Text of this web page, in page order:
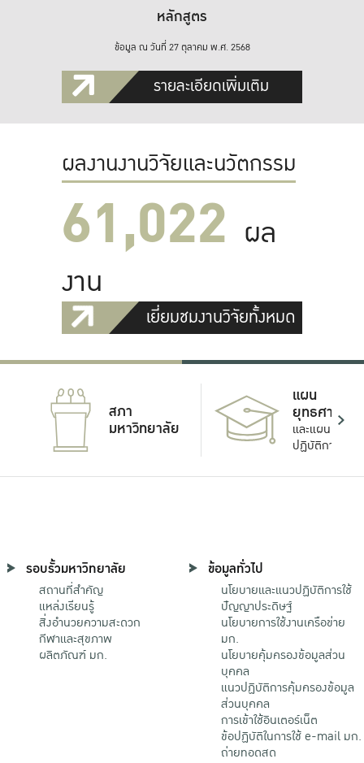
หลักสูตร
ข้อมูล ณ วันที่ 27 ตุลาคม พ.ศ. 2568
รายละเอียดเพิ่มเติม
ผลงานงานวิจัยและนวัตกรรม
61,022 ผล
งาน
เยี่ยมชมงานวิจัยทั้งหมด
สภา
มหาวิทยาลัย
แผน
ยุทธศาสตร์
และแผน
ปฏิบัติการ
รอบรั้วมหาวิทยาลัย
สถานที่สำคัญ
แหล่งเรียนรู้
สิ่งอำนวยความสะดวก
กีฬาและสุขภาพ
ผลิตภัณฑ์ มก.
ข้อมูลทั่วไป
นโยบายและแนวปฏิบัติการใช้
ปัญญาประดิษฐ์
นโยบายการใช้งานเครือข่าย
มก.
นโยบายคุ้มครองข้อมูลส่วน
บุคคล
แนวปฏิบัติการคุ้มครองข้อมูล
ส่วนบุคคล
การเข้าใช้อินเตอร์เน็ต
ข้อปฏิบัติในการใช้ e-mail มก.
ถ่ายทอดสด